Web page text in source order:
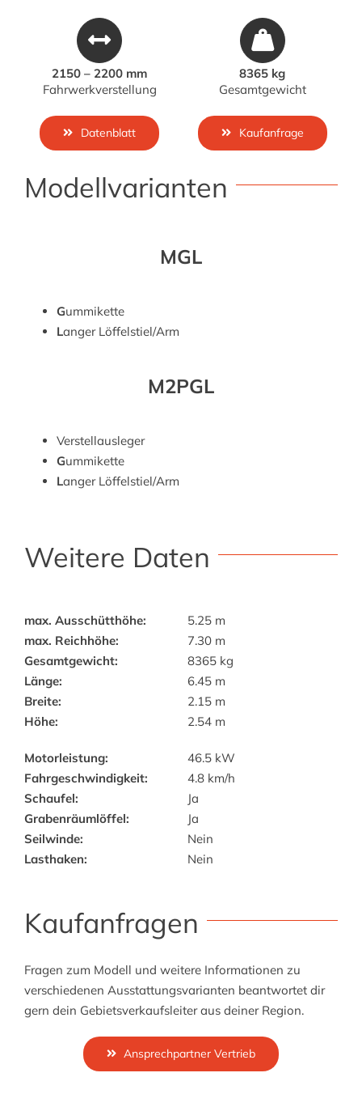
2150 – 2200 mm
Fahrwerkverstellung
Datenblatt
8365 kg
Gesamtgewicht
Kaufanfrage
Modellvarianten
MGL
Gummikette
Langer Löffelstiel/Arm
M2PGL
Verstellausleger
Gummikette
Langer Löffelstiel/Arm
Weitere Daten
max. Ausschütthöhe:
max. Reichhöhe:
Gesamtgewicht:
Länge:
Breite:
Höhe:
5.25 m
7.30 m
8365 kg
6.45 m
2.15 m
2.54 m
Motorleistung:
Fahrgeschwindigkeit:
Schaufel:
Grabenräumlöffel:
Seilwinde:
Lasthaken:
46.5 kW
4.8 km/h
Ja
Ja
Nein
Nein
Kaufanfragen
Fragen zum Modell und weitere Informationen zu
verschiedenen Ausstattungsvarianten beantwortet dir
gern dein Gebietsverkaufsleiter aus deiner Region.
Ansprechpartner Vertrieb